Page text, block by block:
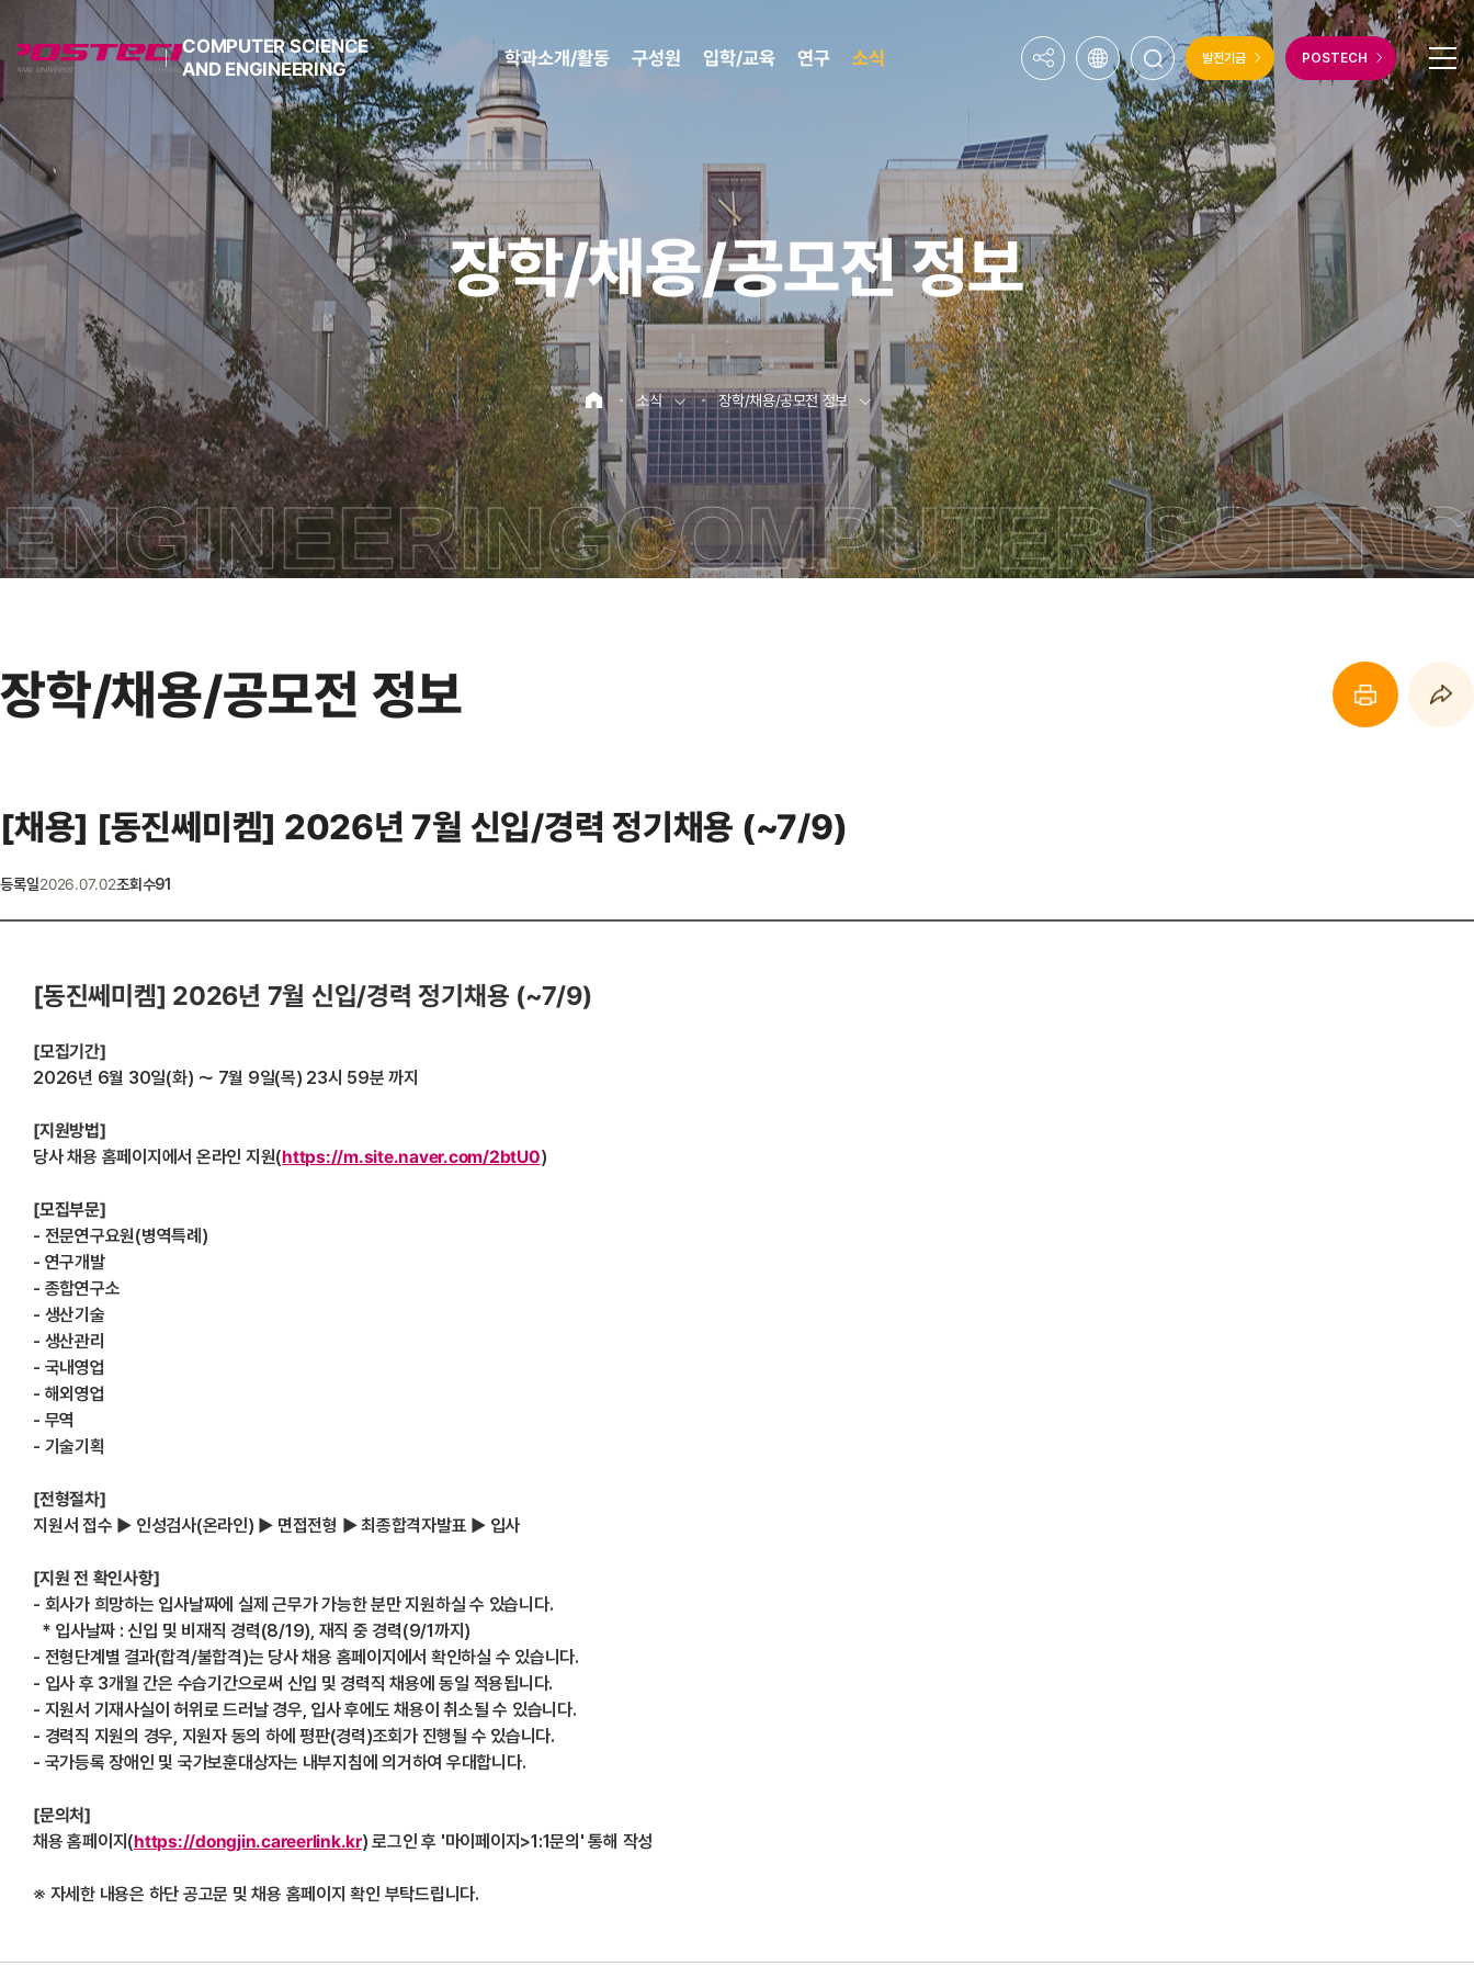
COMPUTER SCIENCE
AND ENGINEERING
학과소개/활동 구성원 입학/교육 연구 소식 발전기금 POSTECH
장학/채용/공모전 정보
소식 장학/채용/공모전 정보
COMPUTER
장학/채용/공모전 정보
[채용] [동진쎄미켐] 2026년 7월 신입/경력 정기채용 (~7/9)
등록일2026.07.02조회수91
[동진쎄미켐] 2026년 7월 신입/경력 정기채용 (~7/9)
[모집기간]
2026년 6월 30일(화) ～ 7월 9일(목) 23시 59분 까지
[지원방법]
당사 채용 홈페이지에서 온라인 지원(https://m.site.naver.com/2btU0)
[모집부문]
- 전문연구요원(병역특례)
- 연구개발
- 종합연구소
- 생산기술
- 생산관리
- 국내영업
- 해외영업
- 무역
- 기술기획
[전형절차]
지원서 접수 ▶ 인성검사(온라인) ▶ 면접전형 ▶ 최종합격자발표 ▶ 입사
[지원 전 확인사항]
- 회사가 희망하는 입사날짜에 실제 근무가 가능한 분만 지원하실 수 있습니다.
* 입사날짜 : 신입 및 비재직 경력(8/19), 재직 중 경력(9/1까지)
- 전형단계별 결과(합격/불합격)는 당사 채용 홈페이지에서 확인하실 수 있습니다.
- 입사 후 3개월 간은 수습기간으로써 신입 및 경력직 채용에 동일 적용됩니다.
- 지원서 기재사실이 허위로 드러날 경우, 입사 후에도 채용이 취소될 수 있습니다.
- 경력직 지원의 경우, 지원자 동의 하에 평판(경력)조회가 진행될 수 있습니다.
- 국가등록 장애인 및 국가보훈대상자는 내부지침에 의거하여 우대합니다.
[문의처]
채용 홈페이지(https://dongjin.careerlink.kr) 로그인 후 '마이페이지>1:1문의' 통해 작성
※ 자세한 내용은 하단 공고문 및 채용 홈페이지 확인 부탁드립니다.